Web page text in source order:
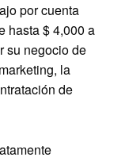
por cuenta
hasta $ 4,000 a
su negocio de
la
de